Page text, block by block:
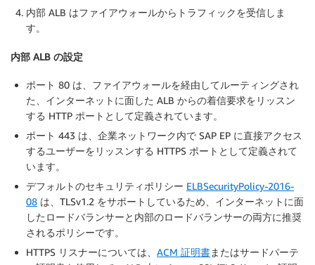
内部 ALB はファイアウォールからトラフィックを受信しま
す。
内部 ALB の設定
ポート 80 は、ファイアウォールを経由してルーティングされ
た、インターネットに面した ALB からの着信要求をリッスン
する HTTP ポートとして定義されています。
ポート 443 は、企業ネットワーク内で SAP EP に直接アクセス
するユーザーをリッスンする HTTPS ポートとして定義されて
います。
デフォルトのセキュリティポリシー ELBSecurityPolicy-2016-
08 は、TLSv1.2 をサポートしているため、インターネットに面
したロードバランサーと内部のロードバランサーの両方に推奨
されるポリシーです。
HTTPS リスナーについては、 ACM 証明書またはサードパーテ